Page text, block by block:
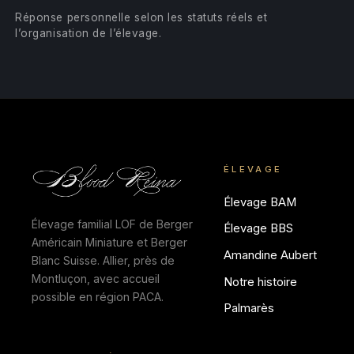
Réponse personnelle selon les statuts réels et
l’organisation de l’élevage.
Élevage familial LOF de Berger
Américain Miniature et Berger
Blanc Suisse. Allier, près de
Montluçon, avec accueil
possible en région PACA.
ÉLEVAGE
Élevage BAM
Élevage BBS
Amandine Aubert
Notre histoire
Palmarès